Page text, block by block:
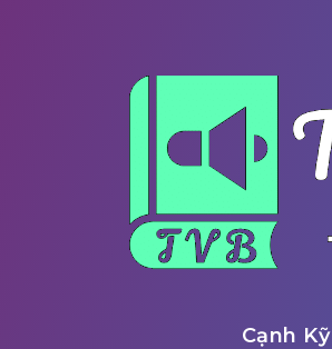
Cạnh Kỹ